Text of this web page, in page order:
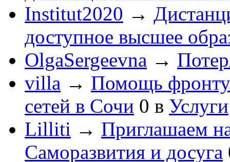
Institut2020 →
доступное высшее
OlgaSergeevna →
villa → Помощь
сетей в Сочи 0 в Услуги
Lilliti → Приглашаем
Саморазвития и досуга